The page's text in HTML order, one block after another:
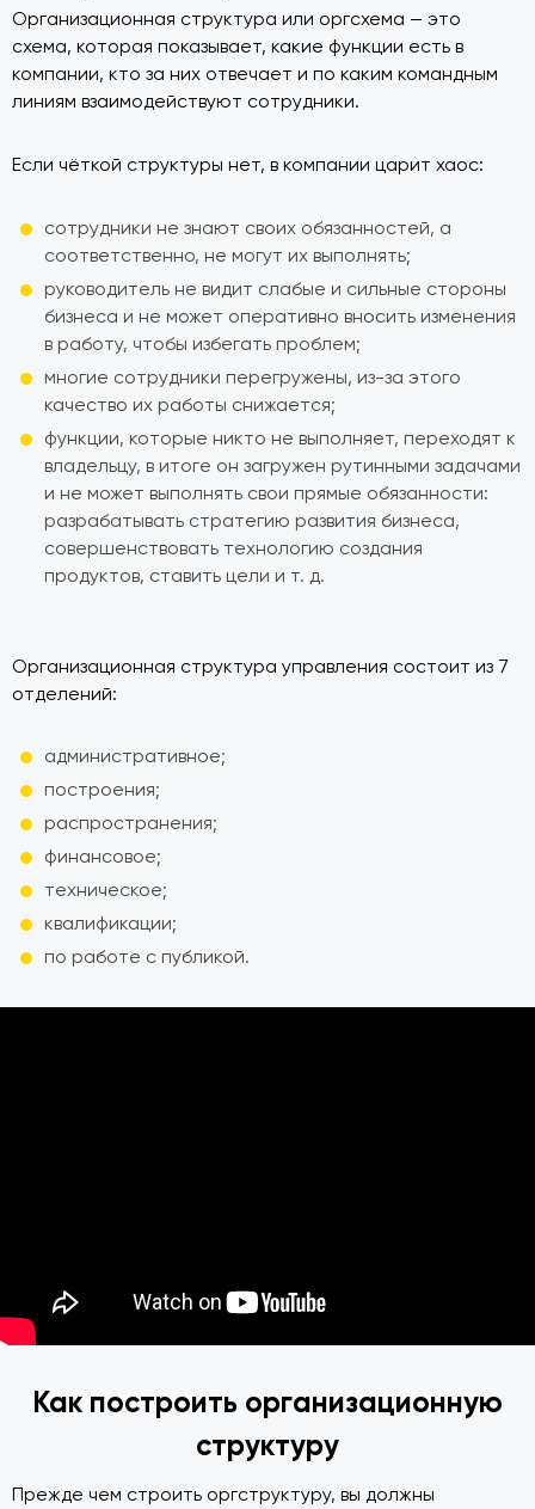
Организационная структура или оргсхема — это
схема, которая показывает, какие функции есть в
компании, кто за них отвечает и по каким командным
линиям взаимодействуют сотрудники.
Если чёткой структуры нет, в компании царит хаос:
сотрудники не знают своих обязанностей, а
соответственно, не могут их выполнять;
руководитель не видит слабые и сильные стороны
бизнеса и не может оперативно вносить изменения
в работу, чтобы избегать проблем;
многие сотрудники перегружены, из-за этого
качество их работы снижается;
функции, которые никто не выполняет, переходят к
владельцу, в итоге он загружен рутинными задачами
и не может выполнять свои прямые обязанности:
разрабатывать стратегию развития бизнеса,
совершенствовать технологию создания
продуктов, ставить цели и т. д.
Организационная структура управления состоит из 7
отделений:
административное;
построения;
распространения;
финансовое;
техническое;
квалификации;
по работе с публикой.
Как построить организационную
структуру
Прежде чем строить оргструктуру, вы должны